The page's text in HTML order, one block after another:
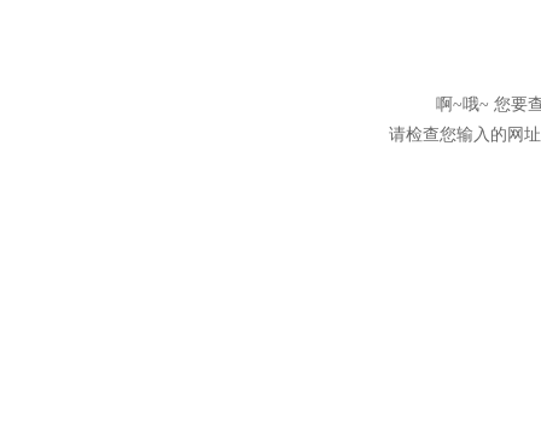
啊~哦~ 您要
请检查您输入的网